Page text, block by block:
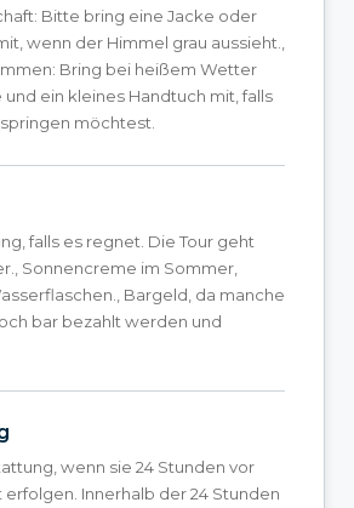
Bitte bring eine Jacke oder
wenn der Himmel grau aussieht.,
Bring bei heißem Wetter
ein kleines Handtuch mit, falls
möchtest.
falls es regnet. Die Tour geht
Sonnencreme im Sommer,
Bargeld, da manche
bar bezahlt werden und
wenn sie 24 Stunden vor
Innerhalb der 24 Stunden